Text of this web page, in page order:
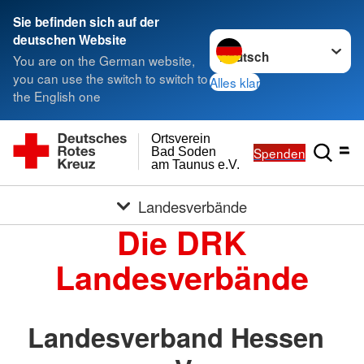
Sie befinden sich auf der
deutschen Website
You are on the German website,
you can use the switch to switch to
the English one
Sprache wechseln zu
Alles klar
am Taunus e.V.
Bad Soden
Ortsverein
Spenden
Landesverbände
Die DRK
Landesverbände
Landesverband Hessen